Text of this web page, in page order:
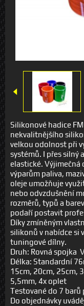
Silikonové hadice
nekvalitnějšího
velkou odolnost při
systémů. I přes silný
elastické.
výparům paliva,
oleje umožňuje
nebo odvzdušnění
rozměrů, typů a
podaří postavit
Díky zmíněným
silikonů v nabídce si
tuningové dílny.
Druh: Rovná spojka
Délka: Standardní
15cm, 20cm, 25cm,
5,5mm, 4x oplet
Testované do 7 barů
Do objednávky